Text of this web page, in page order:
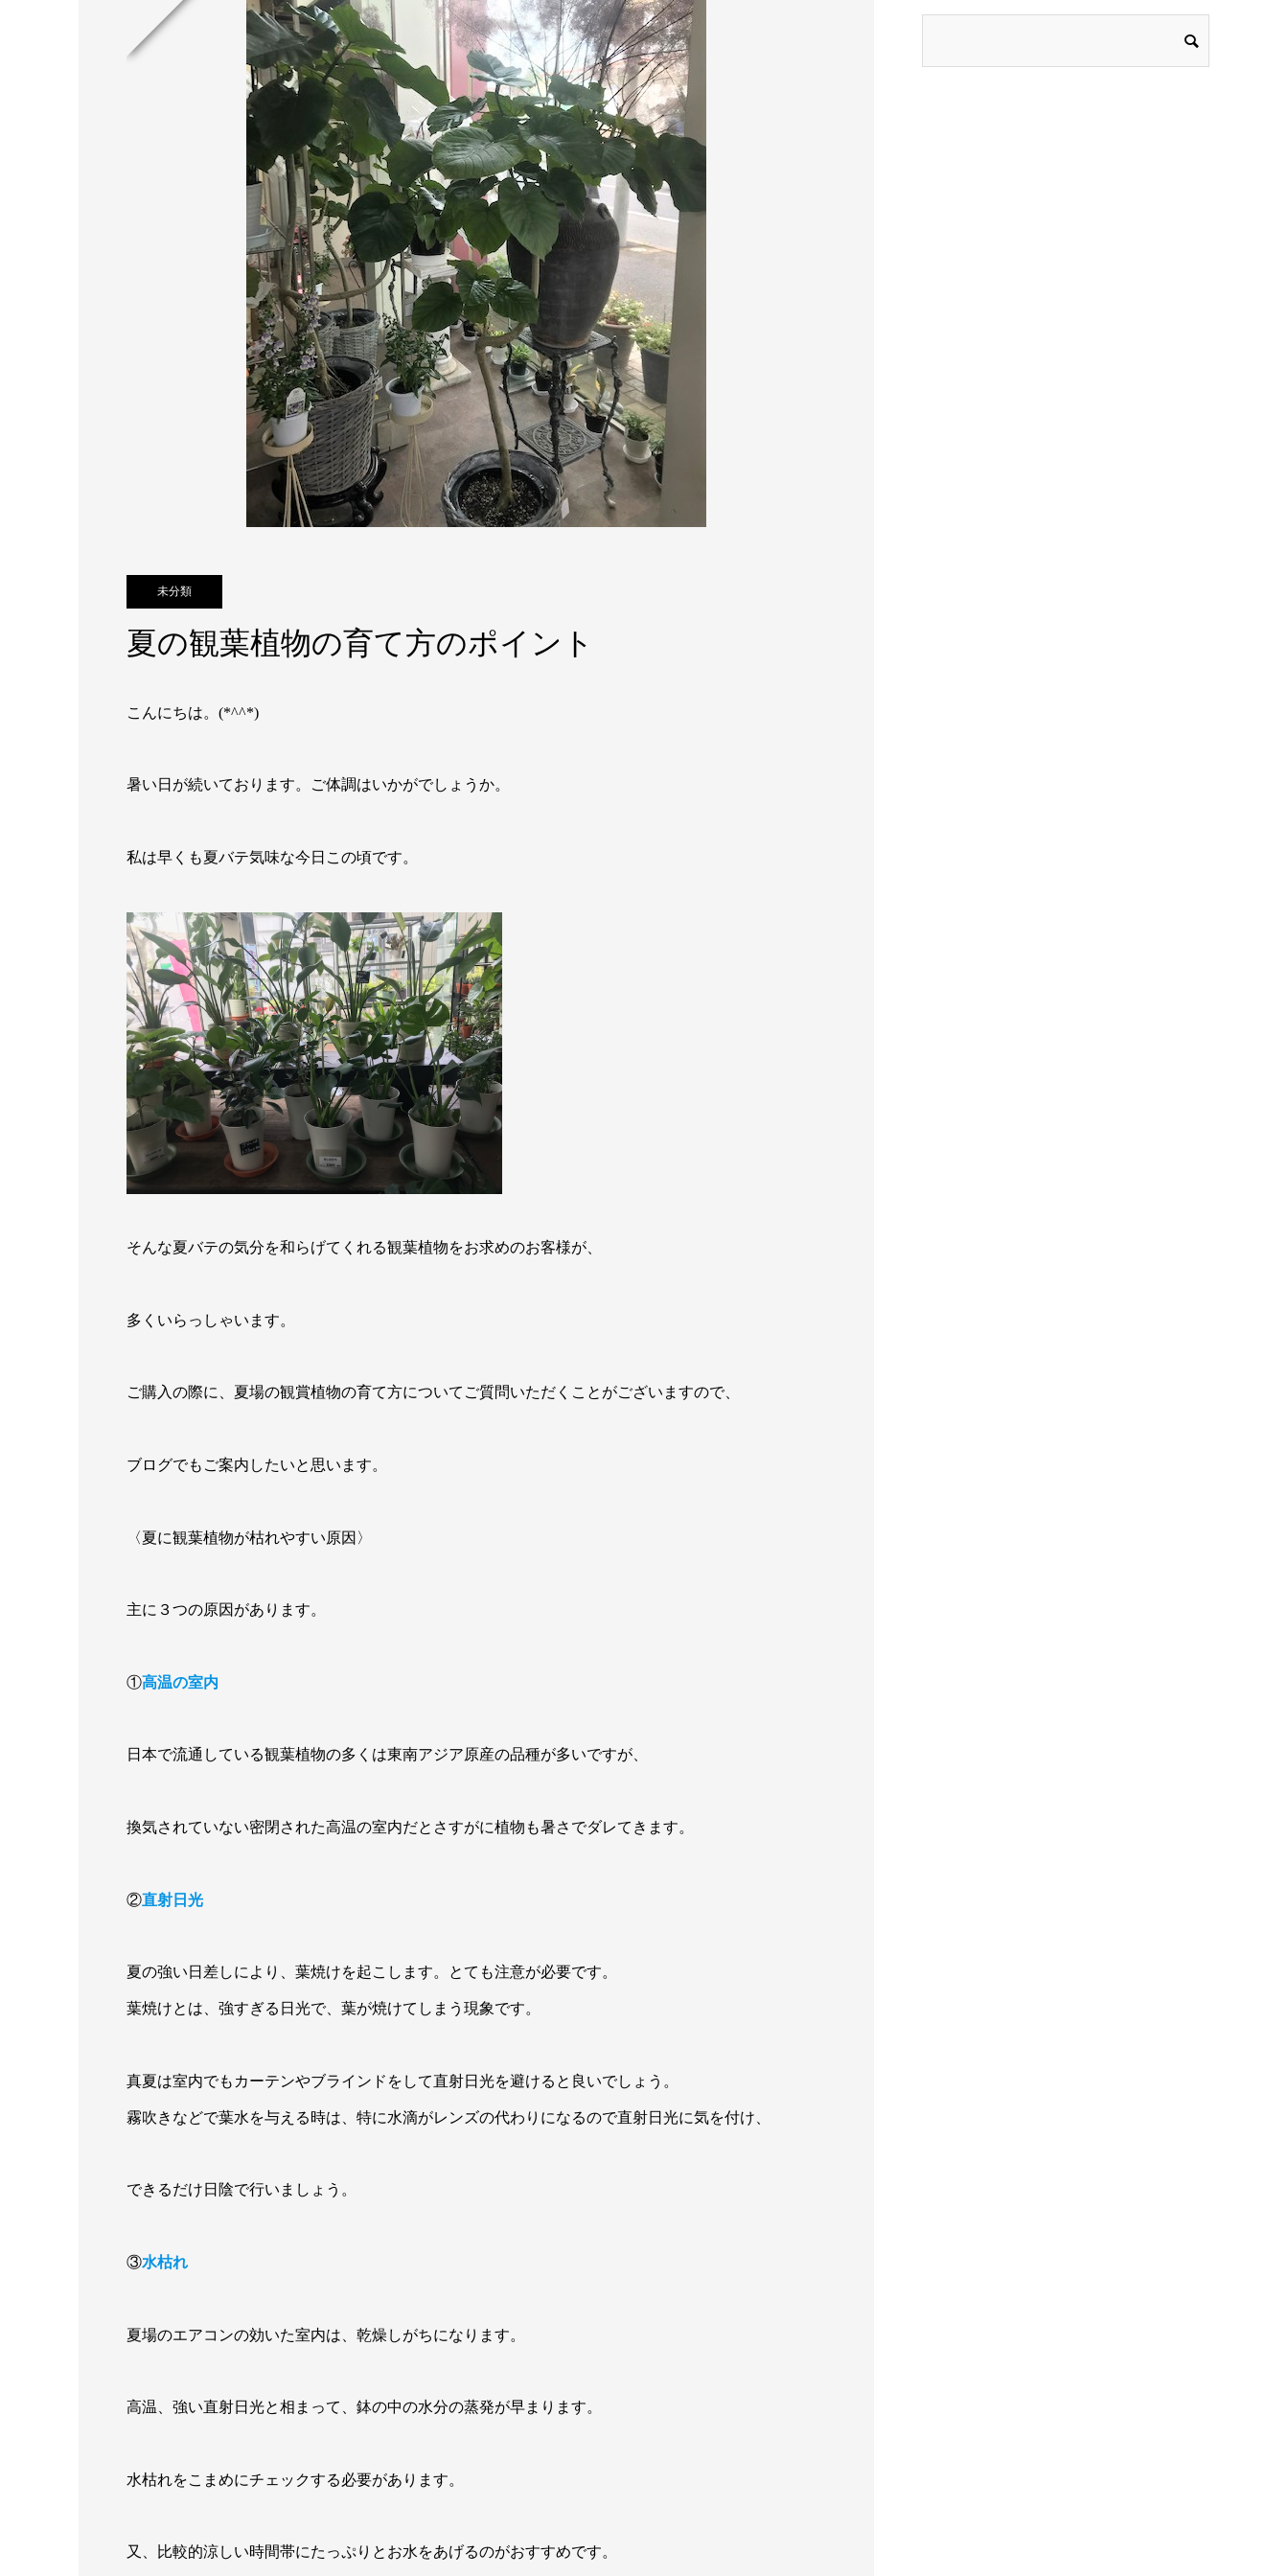
未分類
夏の観葉植物の育て方のポイント
こんにちは。(*^^*)
暑い日が続いております。ご体調はいかがでしょうか。
私は早くも夏バテ気味な今日この頃です。
そんな夏バテの気分を和らげてくれる観葉植物をお求めのお客様が、
多くいらっしゃいます。
ご購入の際に、夏場の観賞植物の育て方についてご質問いただくことがございますので、
ブログでもご案内したいと思います。
〈夏に観葉植物が枯れやすい原因〉
主に３つの原因があります。
①高温の室内
日本で流通している観葉植物の多くは東南アジア原産の品種が多いですが、
換気されていない密閉された高温の室内だとさすがに植物も暑さでダレてきます。
②直射日光
夏の強い日差しにより、葉焼けを起こします。とても注意が必要です。
葉焼けとは、強すぎる日光で、葉が焼けてしまう現象です。
真夏は室内でもカーテンやブラインドをして直射日光を避けると良いでしょう。
霧吹きなどで葉水を与える時は、特に水滴がレンズの代わりになるので直射日光に気を付け、
できるだけ日陰で行いましょう。
③水枯れ
夏場のエアコンの効いた室内は、乾燥しがちになります。
高温、強い直射日光と相まって、鉢の中の水分の蒸発が早まります。
水枯れをこまめにチェックする必要があります。
又、比較的涼しい時間帯にたっぷりとお水をあげるのがおすすめです。